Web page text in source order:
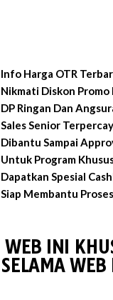
Info Harga OTR
Nikmati Diskon
DP Ringan Dan
Sales Senior
Dibantu Sampai
Untuk Program
Dapatkan Spesial
Siap Membantu
WEB INI
SELAMA